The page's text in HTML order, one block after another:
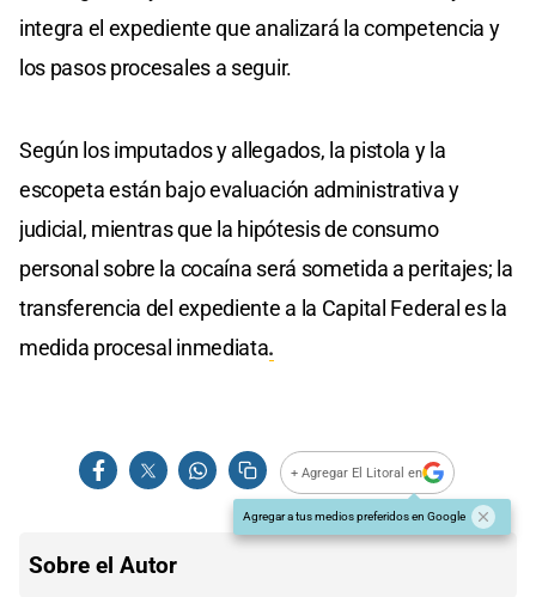
integra el expediente que analizará la competencia y
los pasos procesales a seguir.
Según los imputados y allegados, la pistola y la
escopeta están bajo evaluación administrativa y
judicial, mientras que la hipótesis de consumo
personal sobre la cocaína será sometida a peritajes; la
transferencia del expediente a la Capital Federal es la
medida procesal inmediata.
+ Agregar El Litoral en
Agregar a tus medios preferidos en Google
Sobre el Autor